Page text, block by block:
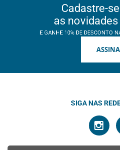
Cadastre-
as
E GANHE 10% DE DESCONTO
SIGA NAS